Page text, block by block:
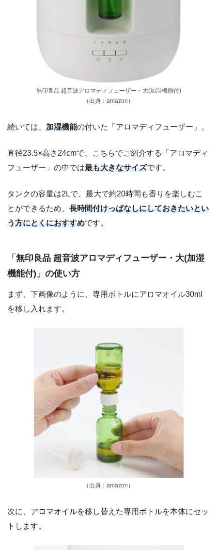
無印良品 超音波アロマディフューザー・大(加湿機能付)
（出典：amazon）
続いては、 加湿機能の付いた「アロマディフューザー」。
直径23.5×高さ24cmで、こちらでご紹介する「アロマディ
フューザー」の中では最も大きなサイズです。
タンクの容量は2Lで、最大で約20時間も香りを楽しむこ
とができるため、 長時間付けっぱなしにしておきたいとい
う方にとくにおすすめです。
「無印良品 超音波アロマディフューザー・大(加湿
機能付)」の使い方
まず、下画像のように、専用ボトルにアロマオイル30ml
を移し入れます。
（出典：amazon）
次に、アロマオイルを移し替えた専用ボトルを本体にセッ
トします。